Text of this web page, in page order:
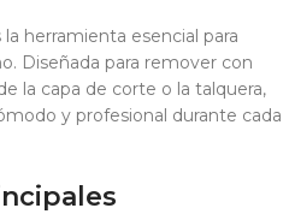
la herramienta esencial para
Diseñada para remover con
la capa de corte o la talquera,
y profesional durante cada